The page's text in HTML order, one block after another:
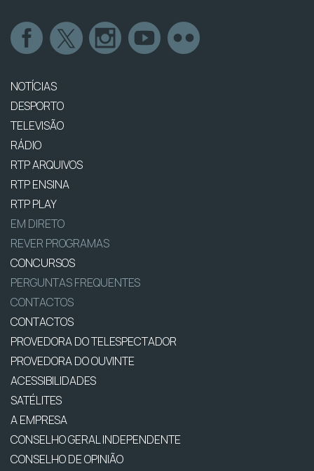
NOTÍCIAS
DESPORTO
TELEVISÃO
RÁDIO
RTP ARQUIVOS
RTP ENSINA
RTP PLAY
EM DIRETO
REVER PROGRAMAS
CONCURSOS
PERGUNTAS FREQUENTES
CONTACTOS
CONTACTOS
PROVEDORA DO TELESPECTADOR
PROVEDORA DO OUVINTE
ACESSIBILIDADES
SATÉLITES
A EMPRESA
CONSELHO GERAL INDEPENDENTE
CONSELHO DE OPINIÃO